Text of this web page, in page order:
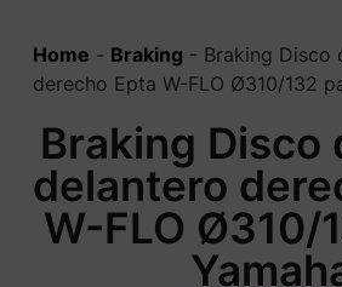
Home - Braking - Braking Disco
derecho Epta W-FLO Ø310/132
Braking Disco
delantero
W-FLO Ø310/